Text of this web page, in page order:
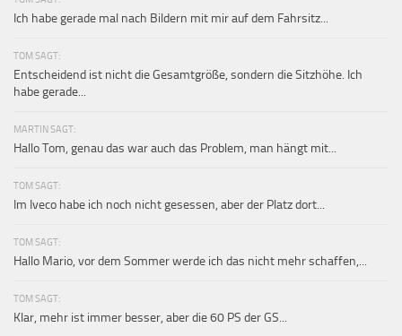
Ich habe gerade mal nach Bildern mit mir auf dem Fahrsitz...
TOM SAGT:
Entscheidend ist nicht die Gesamtgröße, sondern die Sitzhöhe. Ich
habe gerade...
MARTIN SAGT:
Hallo Tom, genau das war auch das Problem, man hängt mit...
TOM SAGT:
Im Iveco habe ich noch nicht gesessen, aber der Platz dort...
TOM SAGT:
Hallo Mario, vor dem Sommer werde ich das nicht mehr schaffen,...
TOM SAGT:
Klar, mehr ist immer besser, aber die 60 PS der GS...